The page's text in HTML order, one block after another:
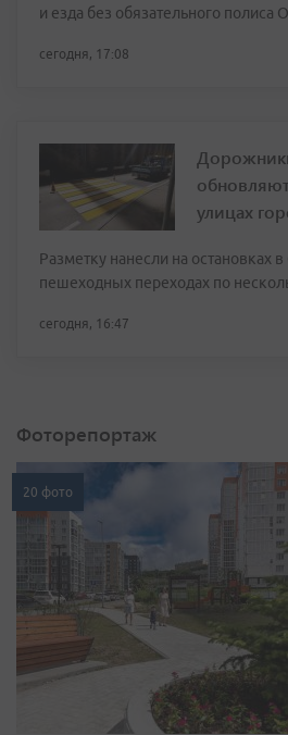
и езда без обязательного полиса
сегодня, 17:08
улицах
Разметку нанесли на остановках
пешеходных переходах по
сегодня, 16:47
Фоторепортаж
20 фото